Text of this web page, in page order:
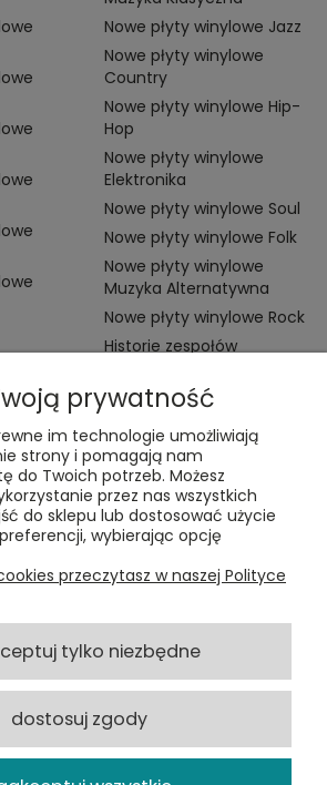
Nowe płyty winylowe Jazz
Nowe płyty winylowe
Country
Nowe płyty winylowe Hip-
Hop
Nowe płyty winylowe
Elektronika
Nowe płyty winylowe Soul
Nowe płyty winylowe Folk
Nowe płyty winylowe
Muzyka Alternatywna
Nowe płyty winylowe Rock
Historie zespołów
020 Warszawa
prywatność
im technologie umożliwiają
strony i pomagają nam
do Twoich potrzeb. Możesz
przez nas wszystkich
do sklepu lub dostosować użycie
wybierając opcję
przeczytasz w naszej Polityce
tylko niezbędne
dostosuj zgody